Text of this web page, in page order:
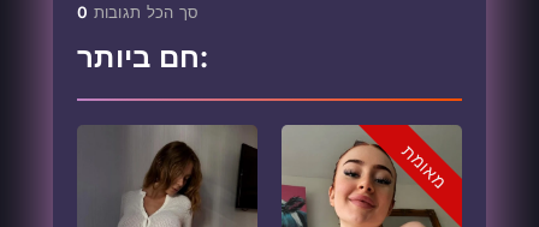
סך הכל תגובות 0
חם ביותר:
מאומת